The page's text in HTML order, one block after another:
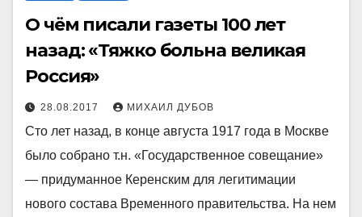
О чём писали газеты 100 лет
назад: «Тяжко больна великая
Россия»
28.08.2017 МИХАИЛ ДУБОВ
Сто лет назад, в конце августа 1917 года в Москве
было собрано т.н. «Государственное совещание»
— придуманное Керенским для легитимации
нового состава Временного правительства. На нем